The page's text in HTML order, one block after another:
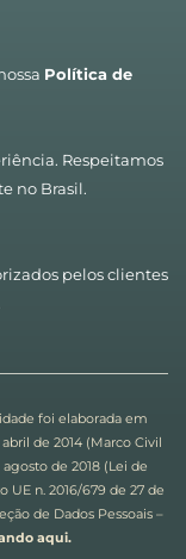
Política de
Respeitamos
no Brasil.
pelos clientes
foi elaborada em
de 2014 (Marco Civil
de 2018 (Lei de
n. 2016/679 de 27 de
de Dados Pessoais –
aqui.